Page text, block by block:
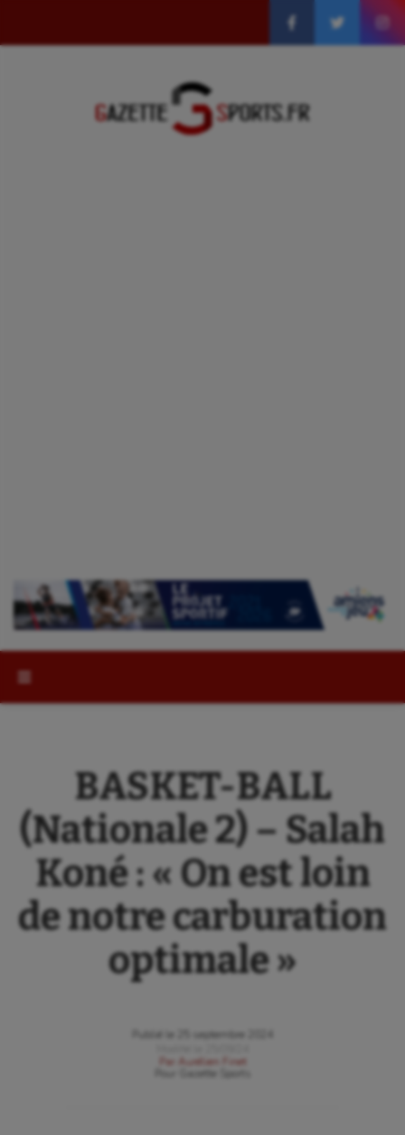
BASKET-BALL
(Nationale 2) – Salah
Koné : « On est loin
de notre carburation
optimale »
Publié le
25 septembre 2024
Par
Aurélien Finet
Gazette Sports